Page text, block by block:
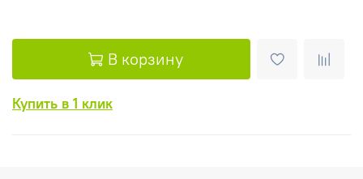
В корзину
Купить в 1 клик